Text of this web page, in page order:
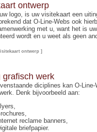
ontwerp
logo, is uw visitekaart een
dat O-Line-Webs ook
met u, want het is
wordt en u weet als geen
ontwerp ]
grafisch werk
diciplines kan O-
Denk bijvoorbeeld aan:
reclame banners,
briefpapier.